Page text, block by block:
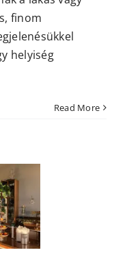
finom
helyiség
Read More